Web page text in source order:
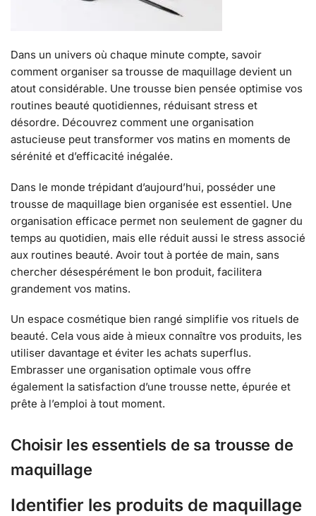
Dans un univers où chaque minute compte, savoir
comment organiser sa trousse de maquillage devient un
atout considérable. Une trousse bien pensée optimise vos
routines beauté quotidiennes, réduisant stress et
désordre. Découvrez comment une organisation
astucieuse peut transformer vos matins en moments de
sérénité et d’efficacité inégalée.
Dans le monde trépidant d’aujourd’hui, posséder une
trousse de maquillage bien organisée est essentiel. Une
organisation efficace permet non seulement de gagner du
temps au quotidien, mais elle réduit aussi le stress associé
aux routines beauté. Avoir tout à portée de main, sans
chercher désespérément le bon produit, facilitera
grandement vos matins.
Un espace cosmétique bien rangé simplifie vos rituels de
beauté. Cela vous aide à mieux connaître vos produits, les
utiliser davantage et éviter les achats superflus.
Embrasser une organisation optimale vous offre
également la satisfaction d’une trousse nette, épurée et
prête à l’emploi à tout moment.
Choisir les essentiels de sa trousse de
maquillage
Identifier les produits de maquillage